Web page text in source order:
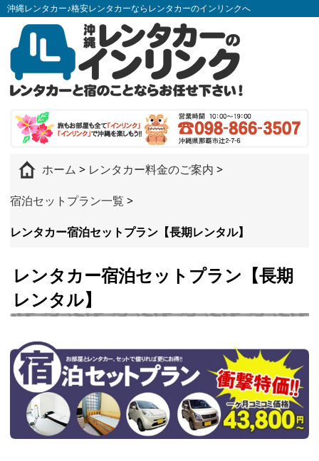
沖縄レンタカー♪格安レンタカーならレンタカーのインリンクへ
ホーム > レンタカー料金のご案内 >
宿泊セットプラン一覧 >
レンタカー宿泊セットプラン【長期レンタル】
レンタカー宿泊セットプラン【長期
レンタル】